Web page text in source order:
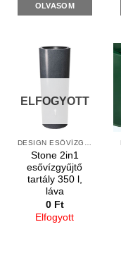
OLVASOM
ELFOGYOTT
DESIGN ESŐVÍZGYŰJTŐK
Stone 2in1
esővízgyűjtő
tartály 350 l,
láva
0 Ft
Elfogyott